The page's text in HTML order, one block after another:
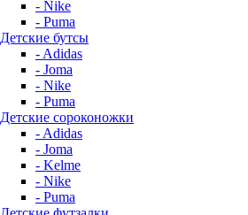
- Nike
- Puma
Детские бутсы
- Adidas
- Joma
- Nike
- Puma
Детские сороконожки
- Adidas
- Joma
- Kelme
- Nike
- Puma